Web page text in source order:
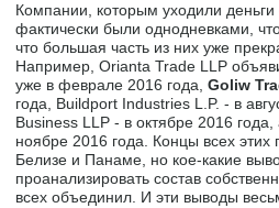
Компании, которым уходили
фактически были однодневками,
что большая часть из них уже
Например, Orianta Trade LLP
уже в феврале 2016 года,Goliw
года, Buildport Industries L.P. - в
Business LLP - в октябре 2016
ноябре 2016 года. Концы всех этих
Белизе и Панаме, но кое-какие
проанализировать состав
всех объединил. И эти выводы